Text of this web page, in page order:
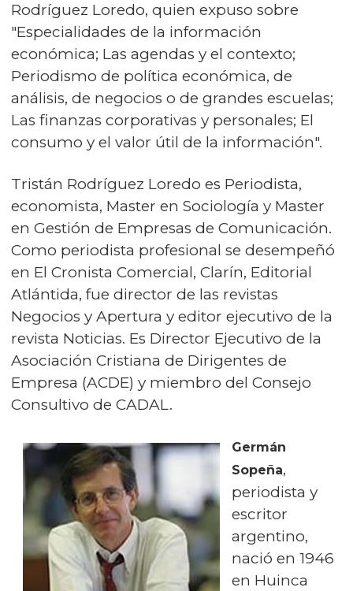
Rodríguez Loredo, quien expuso sobre
"Especialidades de la información
económica; Las agendas y el contexto;
Periodismo de política económica, de
análisis, de negocios o de grandes escuelas;
Las finanzas corporativas y personales; El
consumo y el valor útil de la información".
Tristán Rodríguez Loredo es Periodista,
economista, Master en Sociología y Master
en Gestión de Empresas de Comunicación.
Como periodista profesional se desempeñó
en El Cronista Comercial, Clarín, Editorial
Atlántida, fue director de las revistas
Negocios y Apertura y editor ejecutivo de la
revista Noticias. Es Director Ejecutivo de la
Asociación Cristiana de Dirigentes de
Empresa (ACDE) y miembro del Consejo
Consultivo de CADAL.
Germán
Sopeña,
periodista y
escritor
argentino,
nació en 1946
en Huinca